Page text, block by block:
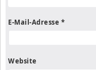
E-Mail-Adresse *
Website